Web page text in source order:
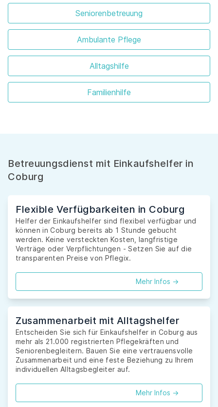
Seniorenbetreuung
Ambulante Pflege
Alltagshilfe
Familienhilfe
Betreuungsdienst mit Einkaufshelfer in
Coburg
Flexible Verfügbarkeiten in Coburg
Helfer der Einkaufshelfer sind flexibel verfügbar und
können in Coburg bereits ab 1 Stunde gebucht
werden. Keine versteckten Kosten, langfristige
Verträge oder Verpflichtungen - Setzen Sie auf die
transparenten Preise von Pflegix.
Mehr Infos ->
Zusammenarbeit mit Alltagshelfer
Entscheiden Sie sich für Einkaufshelfer in Coburg aus
mehr als 21.000 registrierten Pflegekräften und
Seniorenbegleitern. Bauen Sie eine vertrauensvolle
Zusammenarbeit und eine feste Beziehung zu Ihrem
individuellen Alltagsbegleiter auf.
Mehr Infos ->